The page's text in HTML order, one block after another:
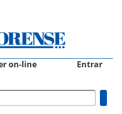
on-line Entrar